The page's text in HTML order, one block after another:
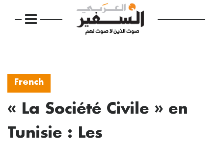
French
« La Société Civile » en
Tunisie : Les